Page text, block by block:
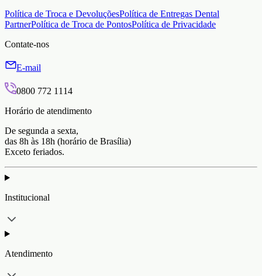
Política de Troca e DevoluçõesPolítica de Entregas Dental
PartnerPolítica de Troca de PontosPolítica de Privacidade
Contate-nos
E-mail
0800 772 1114
Horário de atendimento
De segunda a sexta,
das 8h às 18h (horário de Brasília)
Exceto feriados.
Institucional
Atendimento